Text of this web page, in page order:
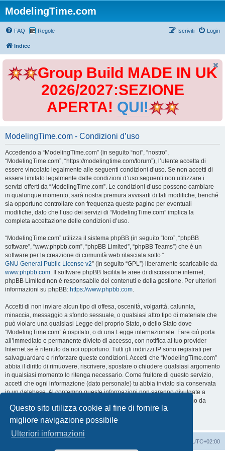
Questo sito utilizza cookie al fine di fornire la
migliore navigazione possibile
Ulteriori informazioni
ModelingTime.com
FAQ Regole Login
Iscriviti
Indice
Group Build MADE IN UK
2026/2027:SEZIONE
APERTA! QUI!
ModelingTime.com - Condizioni d’uso
Accedendo a “ModelingTime.com” (in seguito “noi”, “nostro”,
“ModelingTime.com”, “https://modelingtime.com/forum”), l’utente accetta di
essere vincolato legalmente alle seguenti condizioni d’uso. Se non accetti di
essere limitato legalmente dalle condizioni d’uso seguenti non utilizzare i
servizi offerti da “ModelingTime.com”. Le condizioni d’uso possono cambiare
in qualunque momento, sarà nostra premura avvisarti di tali modifiche, benché
sia opportuno controllare con frequenza queste pagine per eventuali
modifiche, dato che l’uso dei servizi di “ModelingTime.com” implica la
completa accettazione delle condizioni d’uso.
“ModelingTime.com” utilizza il sistema phpBB (in seguito “loro”, “phpBB
software”, “www.phpbb.com”, “phpBB Limited”, “phpBB Teams”) che è un
software per la creazione di comunità web rilasciata sotto “
GNU General Public License v2” (in seguito “GPL”) liberamente scaricabile da
www.phpbb.com. Il software phpBB facilita le aree di discussione internet;
phpBB Limited non è responsabile dei contenuti e della gestione. Per ulteriori
informazioni su phpBB: https://www.phpbb.com.
Accetti di non inviare alcun tipo di offesa, oscenità, volgarità, calunnia,
minaccia, messaggio a sfondo sessuale, o qualsiasi altro tipo di materiale che
può violare una qualsiasi Legge del proprio Stato, o dello Stato dove
“ModelingTime.com” è ospitato, o di una Legge internazionale. Fare ciò porta
all’immediato e permanente divieto di accesso, con notifica al tuo provider
Internet se è ritenuto da noi opportuno. Tutti gli indirizzi IP sono registrati per
salvaguardare e rinforzare queste condizioni. Accetti che “ModelingTime.com”
abbia il diritto di rimuovere, riscrivere, spostare o chiudere qualsiasi argomento
in qualsiasi momento lo ritenga necessario. Come fruitore di questo servizio,
accetti che ogni informazione (dato personale) tu abbia inviato sia conservata
in un database. Al contempo queste informazioni non saranno divulgate a
nessuno senza il tuo consenso, né “ModelingTime.com” o phpBB sono da
ritenersi responsabili per qualsiasi violazione al sistema che possa
compromettere queste informazioni.
UTC+02:00